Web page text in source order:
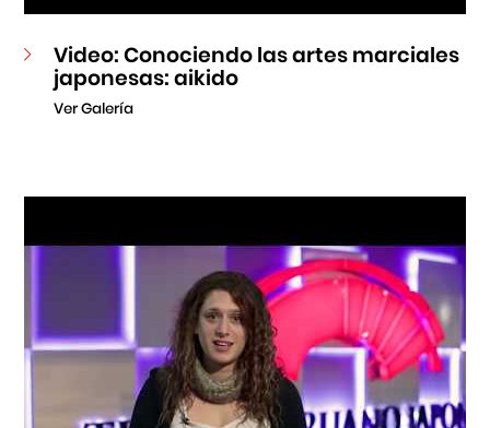
Video: Conociendo las artes marciales
japonesas: aikido
Ver Galería